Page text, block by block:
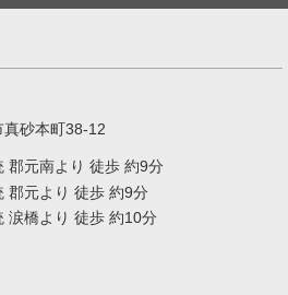
真砂本町38-12
郡元南より 徒歩 約9分
郡元より 徒歩 約9分
涙橋より 徒歩 約10分